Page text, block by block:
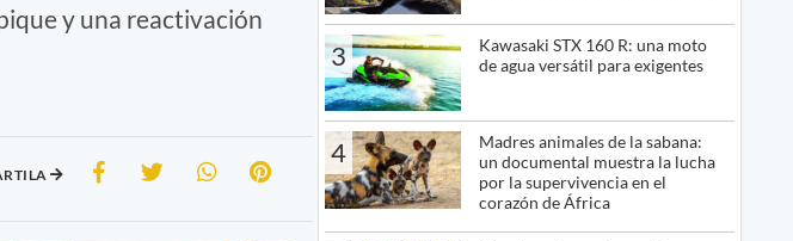
y una reactivación
3
Kawasaki STX 160 R: una moto
de agua versátil para exigentes
4
Madres animales de la sabana:
un documental muestra la lucha
por la supervivencia en el
corazón de África